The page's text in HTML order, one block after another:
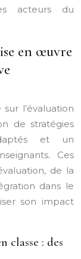
acteurs du
en œuvre
l’évaluation
de stratégies
et un
Ces
de la
dans le
son impact
classe : des